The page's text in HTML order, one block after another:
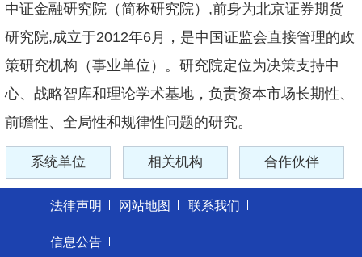
中证金融研究院（简称研究院）,前身为北京证券期货
研究院,成立于2012年6月，是中国证监会直接管理的政
策研究机构（事业单位）。研究院定位为决策支持中
心、战略智库和理论学术基地，负责资本市场长期性、
前瞻性、全局性和规律性问题的研究。
系统单位 相关机构 合作伙伴
法律声明 网站地图 联系我们
信息公告